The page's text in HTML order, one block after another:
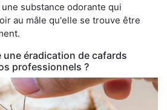
substance odorante qui
au mâle qu'elle se trouve être
une éradication de cafards
professionnels ?